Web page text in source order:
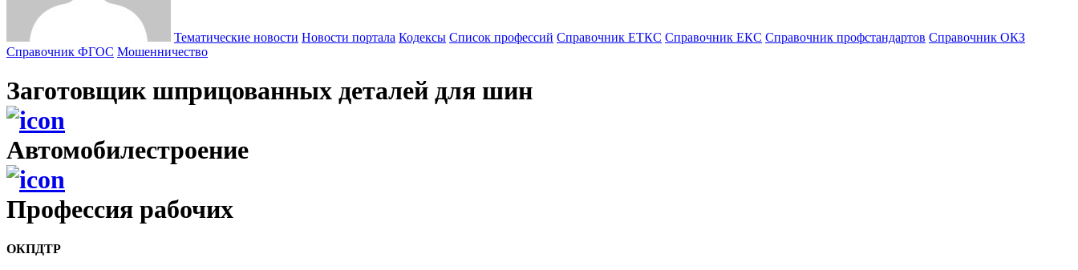
Тематические новости Новости портала Кодексы Cписок профессий Справочник ЕТКС Справочник ЕКС Справочник профстандартов Справочник ОКЗ
Справочник ФГОС Мошенничество
Заготовщик шприцованных деталей для шин
Автомобилестроение
Профессия рабочих
ОКПДТР